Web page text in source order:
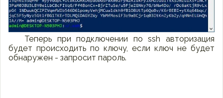
Теперь при подключении по ssh авторизация
будет происходить по ключу, если ключ не будет
обнаружен - запросит пароль.